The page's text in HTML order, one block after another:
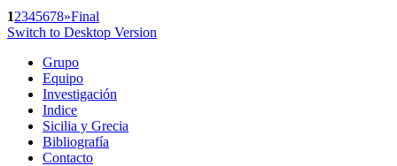
12345678»Final
Switch to Desktop Version
Grupo
Equipo
Investigación
Indice
Sicilia y Grecia
Bibliografía
Contacto